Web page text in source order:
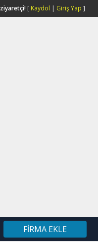
ziyaretçi! [ Kaydol | Giriş Yap ]
FIRMA EKLE